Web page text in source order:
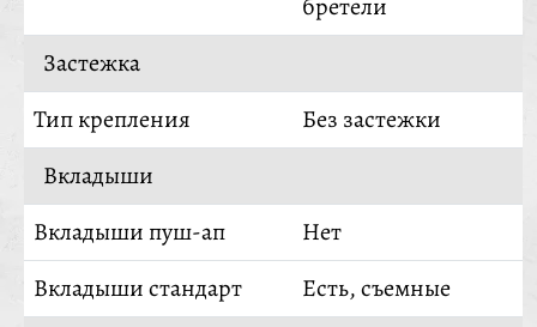
бретели
Застежка
Тип крепления
Без застежки
Вкладыши
Вкладыши пуш-ап
Нет
Вкладыши стандарт
Есть, съемные